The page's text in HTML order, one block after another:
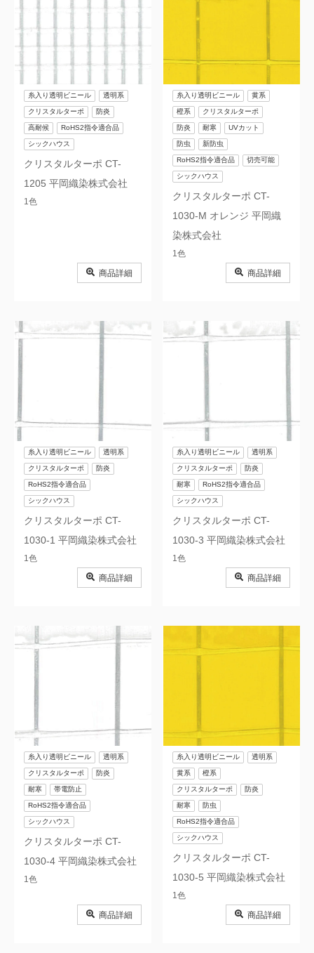
クリスタルターポ CT-
1205 平岡織染株式会社
糸入り透明ビニール 透明系
クリスタルターポ 防炎
高耐候 RoHS2指令適合品
シックハウス
1色
商品詳細
クリスタルターポ CT-
1030-M オレンジ 平岡織
染株式会社
糸入り透明ビニール 黄系
橙系 クリスタルターポ
防炎 耐寒 UVカット
防虫 新防虫
RoHS2指令適合品 切売可能
シックハウス
1色
商品詳細
クリスタルターポ CT-
1030-1 平岡織染株式会社
糸入り透明ビニール 透明系
クリスタルターポ 防炎
RoHS2指令適合品
シックハウス
1色
商品詳細
クリスタルターポ CT-
1030-3 平岡織染株式会社
糸入り透明ビニール 透明系
クリスタルターポ 防炎
耐寒 RoHS2指令適合品
シックハウス
1色
商品詳細
クリスタルターポ CT-
1030-4 平岡織染株式会社
糸入り透明ビニール 透明系
クリスタルターポ 防炎
耐寒 帯電防止
RoHS2指令適合品
シックハウス
1色
商品詳細
クリスタルターポ CT-
1030-5 平岡織染株式会社
糸入り透明ビニール 透明系
黄系 橙系
クリスタルターポ 防炎
耐寒 防虫
RoHS2指令適合品
シックハウス
1色
商品詳細